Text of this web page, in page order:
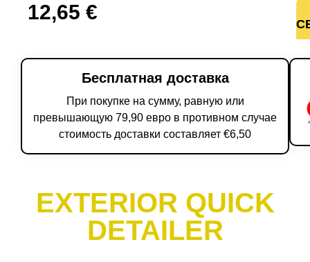
12,65 €
Бесплатная доставка
При покупке на сумму, равную или
превышающую 79,90 евро в противном случае
стоимость доставки составляет €6,50
EXTERIOR QUICK
DETAILER